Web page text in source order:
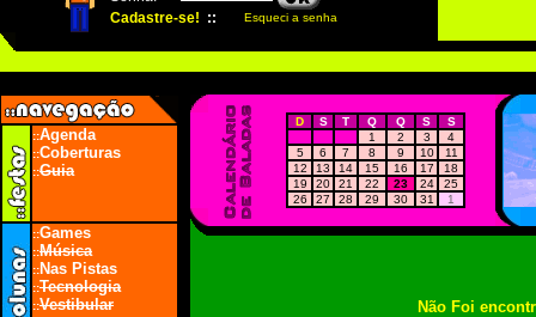
::Agenda
::Coberturas
::Guia
::Games
::Música
::Nas Pistas
::Tecnologia
::Vestibular Não Foi
D S T Q Q S
S
1
2 3
4
5
6 7 8 9 10
11
12
13 14 15 16 17
18
19
20 21 22 23 24
25
26
27 28 29 30 31 1